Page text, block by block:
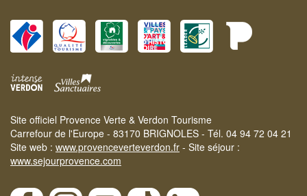
Site officiel Provence Verte & Verdon Tourisme
Carrefour de l'Europe - 83170 BRIGNOLES - Tél. 04 94 72 04 21
Site web : www.provenceverteverdon.fr - Site séjour :
www.sejourprovence.com